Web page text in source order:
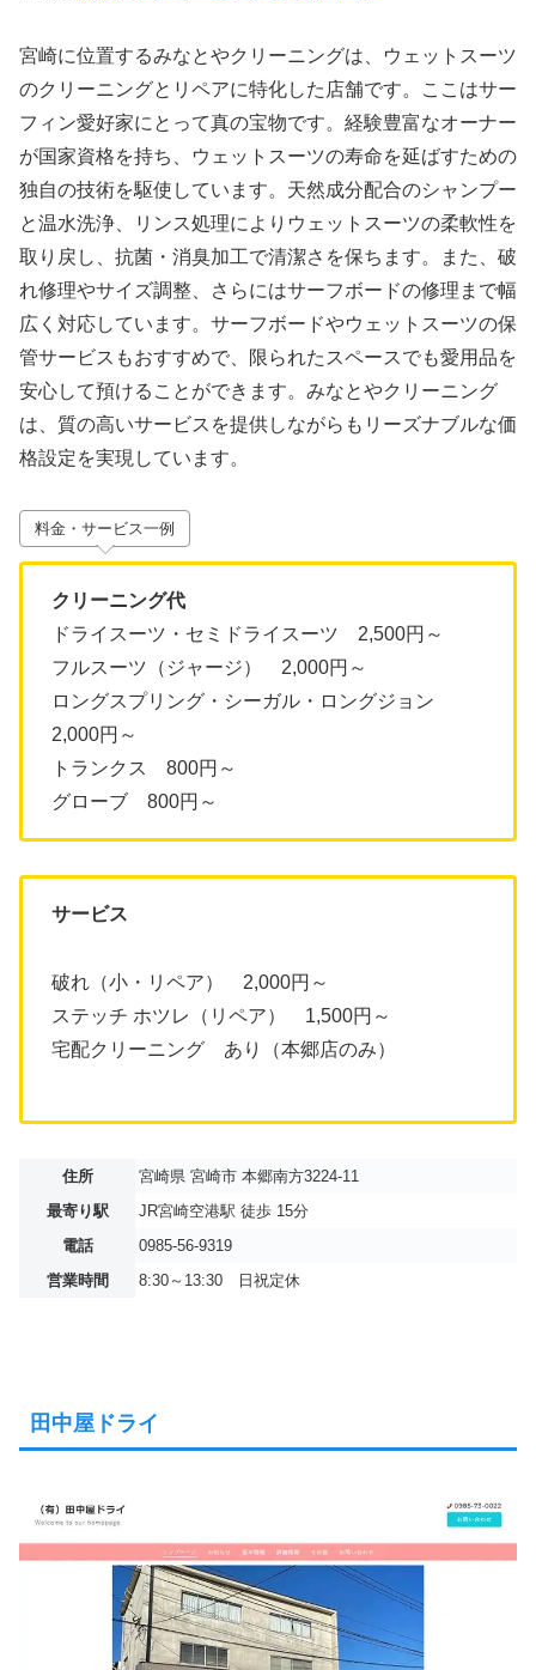
宮崎に位置するみなとやクリーニングは、ウェットスーツ
のクリーニングとリペアに特化した店舗です。ここはサー
フィン愛好家にとって真の宝物です。経験豊富なオーナー
が国家資格を持ち、ウェットスーツの寿命を延ばすための
独自の技術を駆使しています。天然成分配合のシャンプー
と温水洗浄、リンス処理によりウェットスーツの柔軟性を
取り戻し、抗菌・消臭加工で清潔さを保ちます。また、破
れ修理やサイズ調整、さらにはサーフボードの修理まで幅
広く対応しています。サーフボードやウェットスーツの保
管サービスもおすすめで、限られたスペースでも愛用品を
安心して預けることができます。みなとやクリーニング
は、質の高いサービスを提供しながらもリーズナブルな価
格設定を実現しています。
料金・サービス一例
クリーニング代
ドライスーツ・セミドライスーツ 2,500円～
フルスーツ（ジャージ） 2,000円～
ロングスプリング・シーガル・ロングジョン
2,000円～
トランクス 800円～
グローブ 800円～
サービス
破れ（小・リペア） 2,000円～
ステッチ ホツレ（リペア） 1,500円～
宅配クリーニング あり（本郷店のみ）
住所
宮崎県 宮崎市 本郷南方3224-11
最寄り駅
JR宮崎空港駅 徒歩 15分
電話
0985-56-9319
営業時間
8:30～13:30 日祝定休
田中屋ドライ